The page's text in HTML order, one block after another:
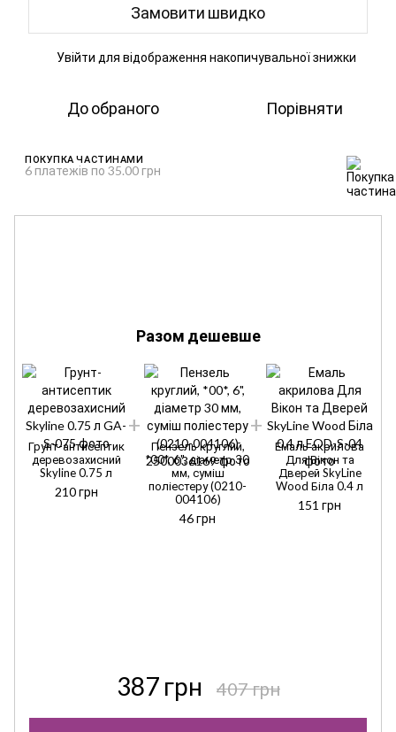
Замовити швидко
Увійти для відображення накопичувальної знижки
До обраного Порівняти
ПОКУПКА ЧАСТИНАМИ
6 платежів по 35.00 грн
Разом дешевше
Грунт-антисептик
деревозахисний
Skyline 0.75 л
210 грн
Пензель круглий,
*00*, 6", діаметр 30
мм, суміш
поліестеру (0210-
004106)
46 грн
Емаль акрилова
Для Вікон та
Дверей SkyLine
Wood Біла 0.4 л
151 грн
387 грн 407 грн